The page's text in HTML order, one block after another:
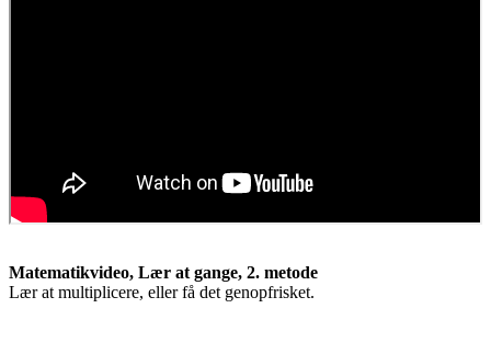
Matematikvideo, Lær at gange, 2. metode
Lær at multiplicere, eller få det genopfrisket.